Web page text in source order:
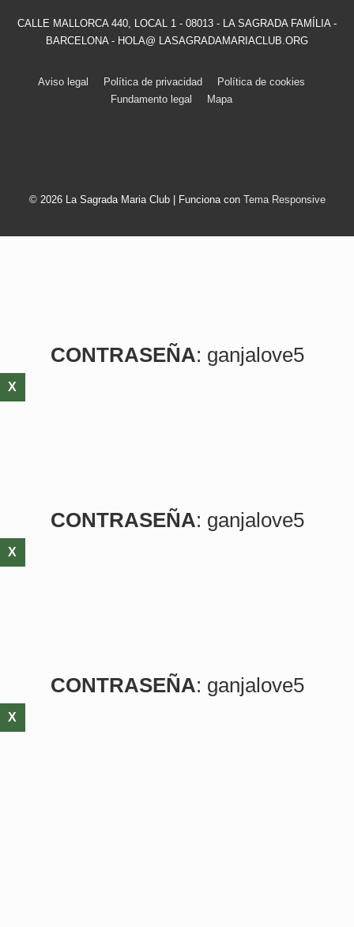
CALLE MALLORCA 440, LOCAL 1 - 08013 - LA SAGRADA FAMÍLIA -
BARCELONA - HOLA@ LASAGRADAMARIACLUB.ORG
Menú
Aviso legal Política de privacidad
Política de cookies
Fundamento legal
Mapa
© 2026 La Sagrada Maria Club | Funciona con Tema Responsive
CONTRASEÑA: ganjalove5
X
CONTRASEÑA: ganjalove5
X
CONTRASEÑA: ganjalove5
X